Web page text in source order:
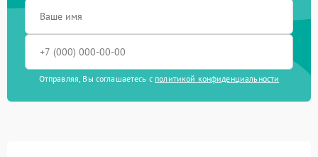
Отправляя, Вы соглашаетесь с политикой конфиденциальности